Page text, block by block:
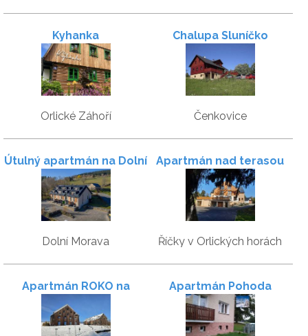
Kyhanka
Orlické Záhoří
Chalupa Sluníčko
Čenkovice
Útulný apartmán na Dolní
Moravě
Dolní Morava
Apartmán nad terasou
Říčky v Orlických horách
Apartmán ROKO na
sjezdovce
Apartmán Pohoda